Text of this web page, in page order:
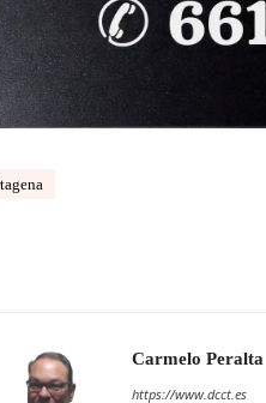
Carmelo Peralta
https://www.dcct.es